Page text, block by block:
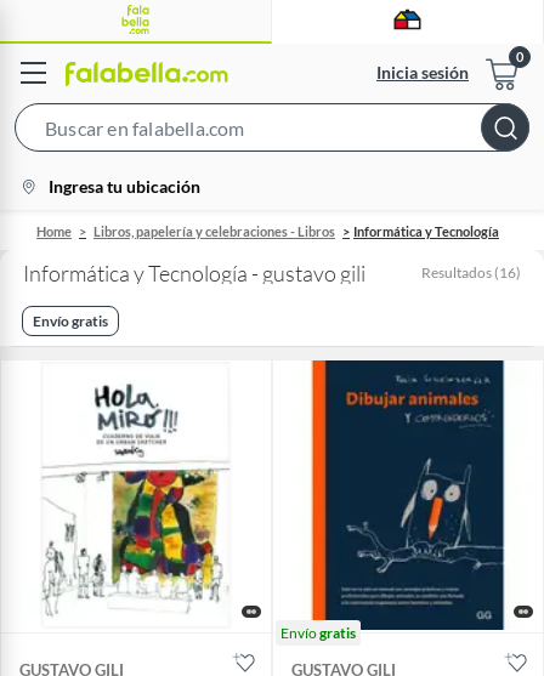
Inicia sesión
Bar
location-
icon
Ingresa tu ubicación
Home Libros, papelería y celebraciones - Libros Informática y Tecnología
Informática y Tecnología - gustavo gili Resultados (16)
Envío gratis
GUSTAVO GILI
Envíogratis
GUSTAVO GILI